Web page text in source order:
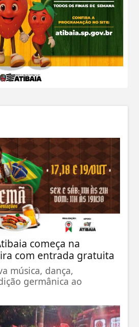
começa na
com entrada gratuita
música, dança,
germânica ao